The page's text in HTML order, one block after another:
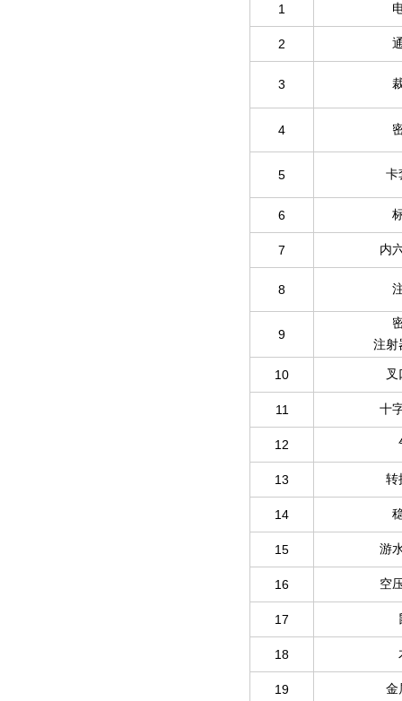
1
2
3
4
5 卡
6
7 内
8
9
注射
10 叉
11 十
12
13 转
14
15 游
16 空
17
18
19 金